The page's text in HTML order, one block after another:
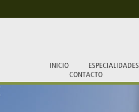
INICIO ESPECIALIDADES
CONTACTO